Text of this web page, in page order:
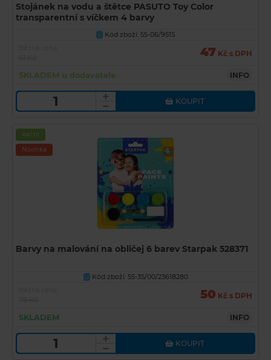
Stojánek na vodu a štětce PASUTO Toy Color
transparentní s víčkem 4 barvy
U Kód zboží: 55-06/951S
47 Kč s DPH
SKLADEM u dodavatele INFO
KOUPIT
Akční
Novinka
Barvy na malování na obličej 6 barev Starpak 528371
U Kód zboží: 55-35/00/23618280
50 Kč s DPH
SKLADEM INFO
KOUPIT